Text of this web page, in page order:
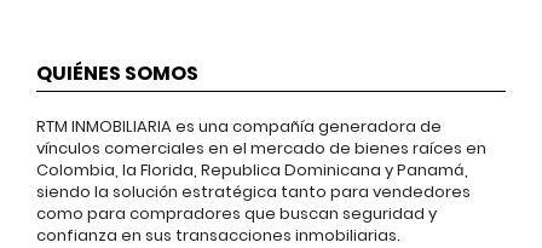
QUIÉNES SOMOS
RTM INMOBILIARIA es una compañía generadora de
vínculos comerciales en el mercado de bienes raíces en
Colombia, la Florida, Republica Dominicana y Panamá,
siendo la solución estratégica tanto para vendedores
como para compradores que buscan seguridad y
confianza en sus transacciones inmobiliarias.